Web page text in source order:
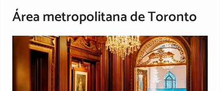
Área metropolitana de Toronto